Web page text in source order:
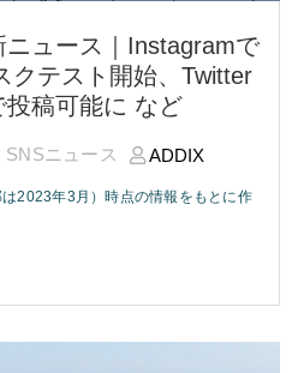
ニュース｜Instagramで
クテスト開始、Twitter
稿可能に など
SNSニュース ADDIX
2023年3月）時点の情報をもとに作